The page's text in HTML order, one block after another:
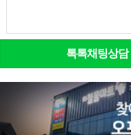
톡톡채팅상담